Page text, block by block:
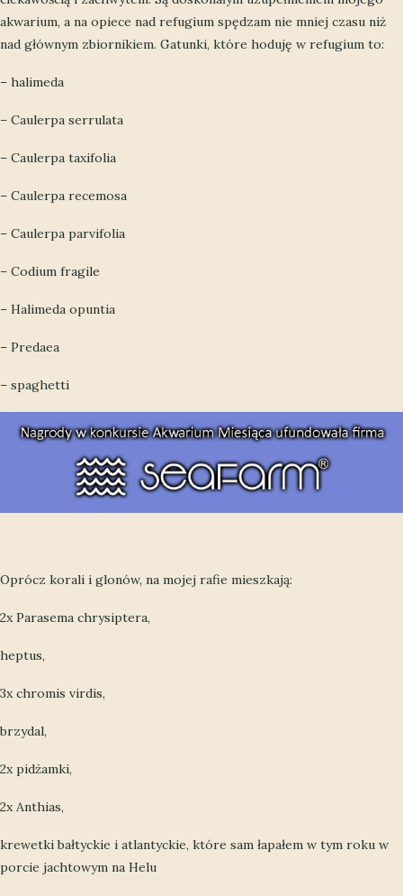
akwarium, a na opiece nad refugium spędzam nie mniej czasu niż
nad głównym zbiornikiem. Gatunki, które hoduję w refugium to:
– halimeda
– Caulerpa serrulata
– Caulerpa taxifolia
– Caulerpa recemosa
– Caulerpa parvifolia
– Codium fragile
– Halimeda opuntia
– Predaea
– spaghetti
Oprócz korali i glonów, na mojej rafie mieszkają:
2x Parasema chrysiptera,
heptus,
3x chromis virdis,
brzydal,
2x pidżamki,
2x Anthias,
krewetki bałtyckie i atlantyckie, które sam łapałem w tym roku w
porcie jachtowym na Helu